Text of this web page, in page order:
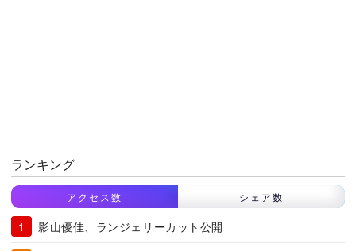
ランキング
アクセス数 シェア数
影山優佳、ランジェリーカット公開